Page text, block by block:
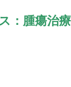
：腫瘍治